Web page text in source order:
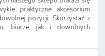
praktyczne akcesorium
pozycji. Skorzystać z
biurze, jak i dowolnych